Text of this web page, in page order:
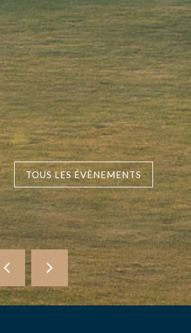
16
AOÛT
Compétition des
Amis d’Etretat
COMPÉTITIONS
TOUS LES ÉVÈNEMENTS